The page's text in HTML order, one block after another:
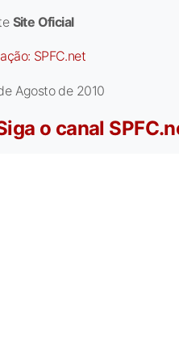
Site Oficial
SPFC.net
Agosto de 2010
o canal